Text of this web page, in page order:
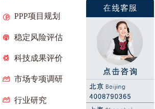
PPP项目规划
稳定风险评估
科技成果评价
市场专项调研
行业研究